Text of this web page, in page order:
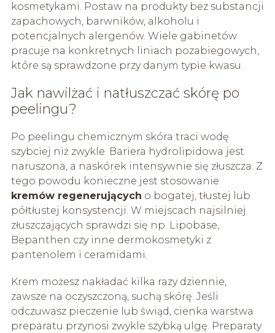
kosmetykami. Postaw na produkty bez substancji
zapachowych, barwników, alkoholu i
potencjalnych alergenów. Wiele gabinetów
pracuje na konkretnych liniach pozabiegowych,
które są sprawdzone przy danym typie kwasu.
Jak nawilżać i natłuszczać skórę po
peelingu?
Po peelingu chemicznym skóra traci wodę
szybciej niż zwykle. Bariera hydrolipidowa jest
naruszona, a naskórek intensywnie się złuszcza. Z
tego powodu konieczne jest stosowanie
kremów regenerujących o bogatej, tłustej lub
półtłustej konsystencji. W miejscach najsilniej
złuszczających sprawdzi się np. Lipobase,
Bepanthen czy inne dermokosmetyki z
pantenolem i ceramidami.
Krem możesz nakładać kilka razy dziennie,
zawsze na oczyszczoną, suchą skórę. Jeśli
odczuwasz pieczenie lub świąd, cienka warstwa
preparatu przynosi zwykle szybką ulgę. Preparaty